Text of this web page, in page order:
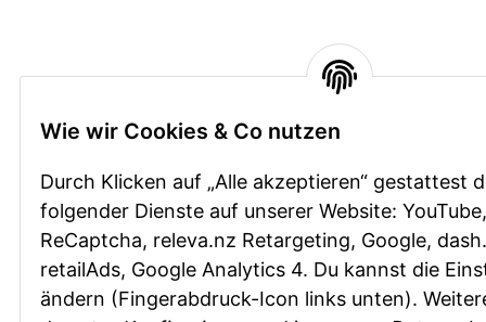
Wie wir Cookies & Co nutzen
Durch Klicken auf „Alle akzeptieren“ gestattest
folgender Dienste auf unserer Website:
ReCaptcha, releva.nz Retargeting, Google,
retailAds, Google Analytics 4. Du kannst die
ändern (Fingerabdruck-Icon links unten).